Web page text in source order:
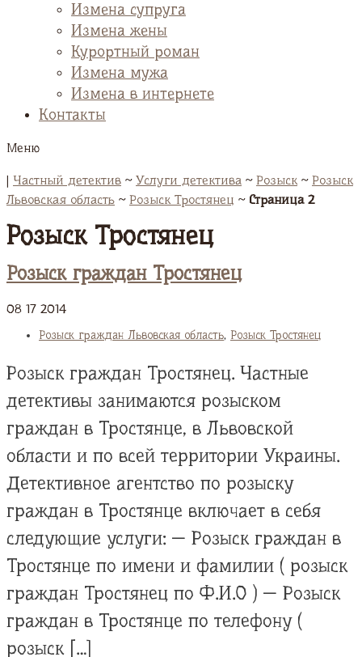
Измена супруга
Измена жены
Курортный роман
Измена мужа
Измена в интернете
Контакты
Меню
| Частный детектив ~ Услуги детектива ~ Розыск~ Розыск
Львовская область ~ Розыск Тростянец ~ Страница 2
Розыск Тростянец
Розыск граждан Тростянец
08 17 2014
Розыск граждан Львовская область, Розыск Тростянец
Розыск граждан Тростянец. Частные
детективы занимаются розыском
граждан в Тростянце, в Львовской
области и по всей территории Украины.
Детективное агентство по розыску
граждан в Тростянце включает в себя
следующие услуги: — Розыск граждан в
Тростянце по имени и фамилии ( розыск
граждан Тростянец по Ф.И.О ) — Розыск
граждан в Тростянце по телефону (
розыск […]